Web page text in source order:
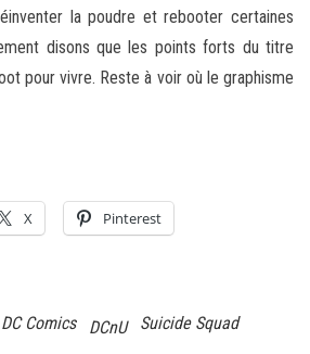
la poudre et rebooter certaines
disons que les points forts du titre
pour vivre. Reste à voir où le graphisme
X Pinterest
DC Comics DCnU Suicide Squad